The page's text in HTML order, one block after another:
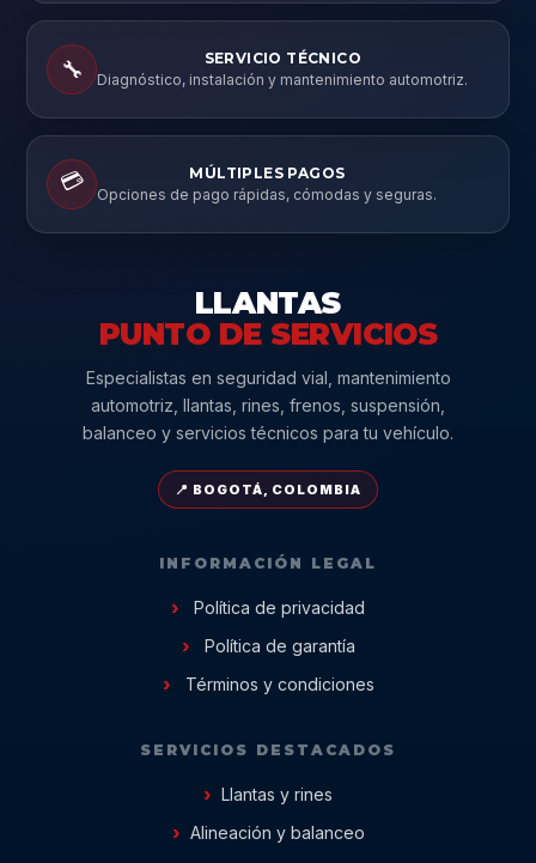
🔧
SERVICIO TÉCNICO
Diagnóstico, instalación y mantenimiento automotriz.
💳
MÚLTIPLES PAGOS
Opciones de pago rápidas, cómodas y seguras.
LLANTAS
PUNTO DE SERVICIOS
Especialistas en seguridad vial, mantenimiento
automotriz, llantas, rines, frenos, suspensión,
balanceo y servicios técnicos para tu vehículo.
📍 BOGOTÁ, COLOMBIA
INFORMACIÓN LEGAL
Política de privacidad
Política de garantía
Términos y condiciones
SERVICIOS DESTACADOS
Llantas y rines
Alineación y balanceo